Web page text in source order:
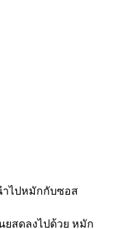
ำไปหมักกับซอส
ยสดลงไปด้วย หมัก